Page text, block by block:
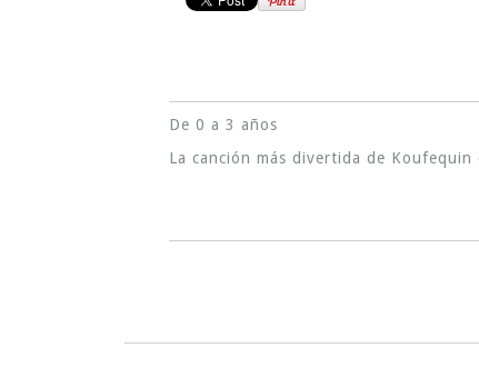
De 0 a 3 años
La canción más divertida de